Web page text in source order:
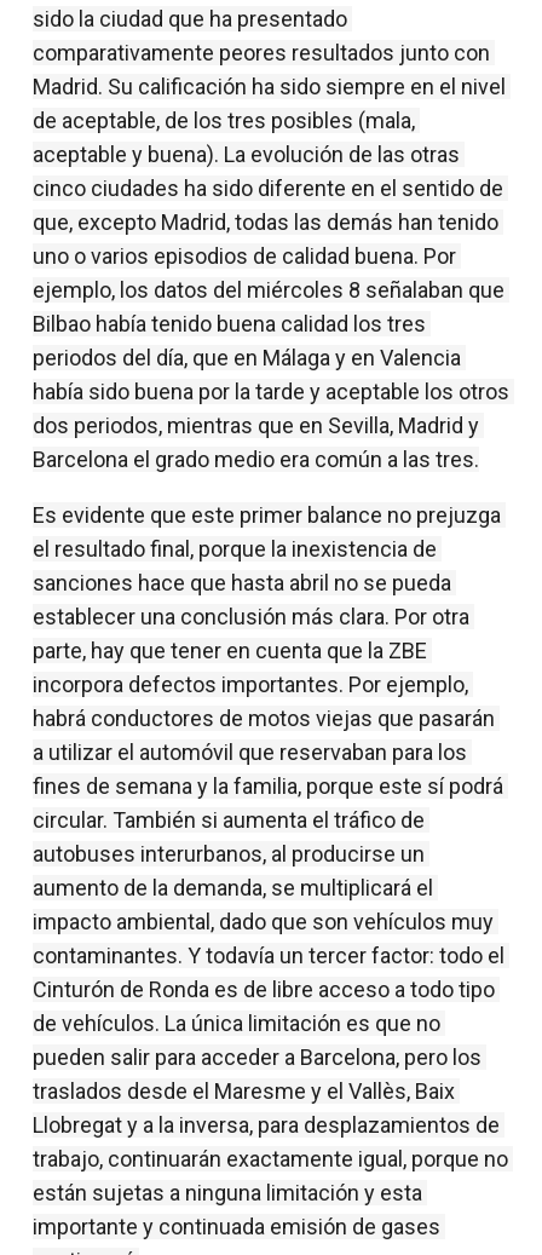
sido la ciudad que ha presentado
comparativamente peores resultados junto con
Madrid. Su calificación ha sido siempre en el nivel
de aceptable, de los tres posibles (mala,
aceptable y buena). La evolución de las otras
cinco ciudades ha sido diferente en el sentido de
que, excepto Madrid, todas las demás han tenido
uno o varios episodios de calidad buena. Por
ejemplo, los datos del miércoles 8 señalaban que
Bilbao había tenido buena calidad los tres
periodos del día, que en Málaga y en Valencia
había sido buena por la tarde y aceptable los otros
dos periodos, mientras que en Sevilla, Madrid y
Barcelona el grado medio era común a las tres.
Es evidente que este primer balance no prejuzga
el resultado final, porque la inexistencia de
sanciones hace que hasta abril no se pueda
establecer una conclusión más clara. Por otra
parte, hay que tener en cuenta que la ZBE
incorpora defectos importantes. Por ejemplo,
habrá conductores de motos viejas que pasarán
a utilizar el automóvil que reservaban para los
fines de semana y la familia, porque este sí podrá
circular. También si aumenta el tráfico de
autobuses interurbanos, al producirse un
aumento de la demanda, se multiplicará el
impacto ambiental, dado que son vehículos muy
contaminantes. Y todavía un tercer factor: todo el
Cinturón de Ronda es de libre acceso a todo tipo
de vehículos. La única limitación es que no
pueden salir para acceder a Barcelona, ​​pero los
traslados desde el Maresme y el Vallès, Baix
Llobregat y a la inversa, para desplazamientos de
trabajo, continuarán exactamente igual, porque no
están sujetas a ninguna limitación y esta
importante y continuada emisión de gases